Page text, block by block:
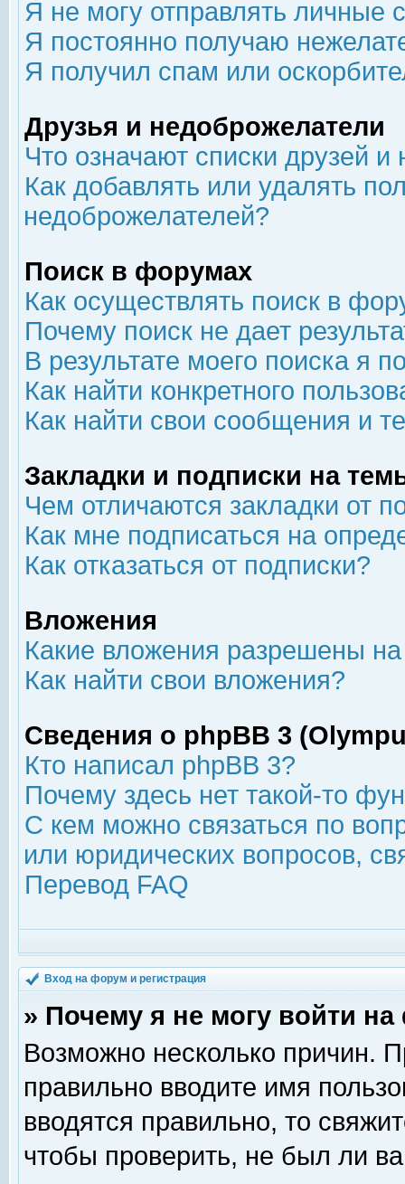
Я не могу отправлять личные
Я постоянно получаю
Я получил спам или
Друзья и недоброжелатели
Что означают списки друзей
Как добавлять или удалять
недоброжелателей?
Поиск в форумах
Как осуществлять поиск в
Почему поиск не дает
В результате моего поиска я
Как найти конкретного
Как найти свои сообщения и
Закладки и подписки на
Чем отличаются закладки от
Как мне подписаться на
Как отказаться от подписки?
Вложения
Какие вложения разрешены
Как найти свои вложения?
Сведения о phpBB 3
Кто написал phpBB 3?
Почему здесь нет такой-то
С кем можно связаться по
или юридических вопросов,
Перевод FAQ
Вход на форум и регистрация
» Почему я не могу войти
Возможно несколько причин.
правильно вводите имя
вводятся правильно, то
чтобы проверить, не был ли